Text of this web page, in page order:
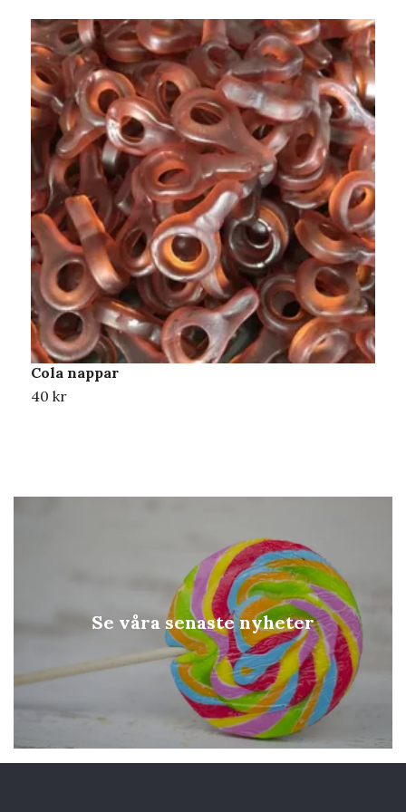
Se våra senaste nyheter
Cola nappar
40 kr